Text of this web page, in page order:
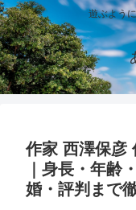
遊ぶよう
作家 西澤保彦
｜身長・年齢
婚・評判まで